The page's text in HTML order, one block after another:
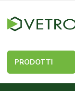
PRODOTTI